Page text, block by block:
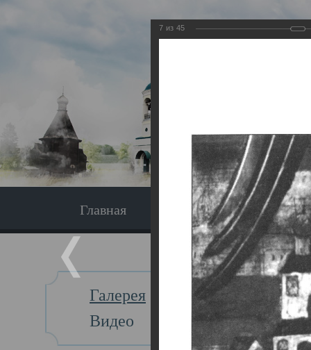
Главная Экскурсия
Галерея
Видео
Главная
7 из 45